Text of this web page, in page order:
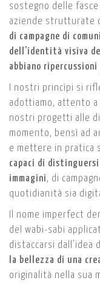
sostegno delle
aziende strutturate
di campagne di
dell’identità visiva
abbiano
I nostri princìpi si
adottiamo, attento a
nostri progetti alle
momento, bensì ad
e mettere in pratica
capaci di distinguersi
immagini, di
quotidianità sia
Il nome imperfect
del wabi-sabi
distaccarsi
la bellezza di una
originalità nella sua